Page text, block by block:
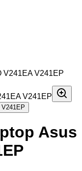
V241EA V241EP
Asus